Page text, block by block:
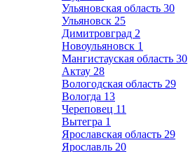
Ульяновская область 30
Ульяновск 25
Димитровград 2
Новоульяновск 1
Мангистауская область 30
Актау 28
Вологодская область 29
Вологда 13
Череповец 11
Вытегра 1
Ярославская область 29
Ярославль 20